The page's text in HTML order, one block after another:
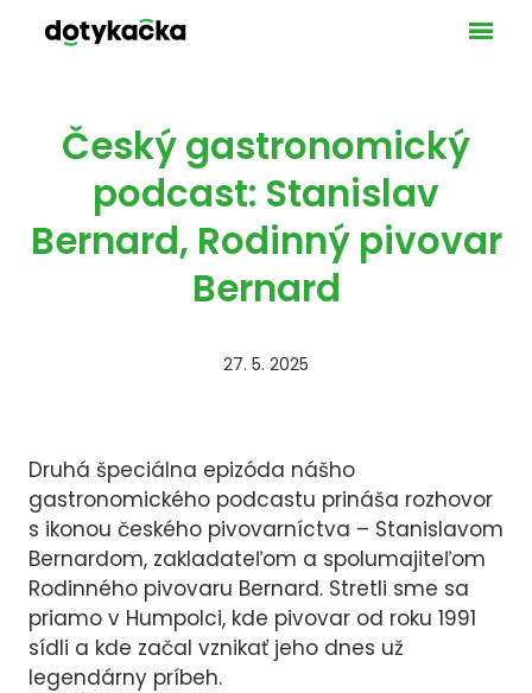
Ponuka
Český gastronomický
podcast: Stanislav
Bernard, Rodinný pivovar
Bernard
27. 5. 2025
Druhá špeciálna epizóda nášho
gastronomického podcastu prináša rozhovor
s ikonou českého pivovarníctva – Stanislavom
Bernardom, zakladateľom a spolumajiteľom
Rodinného pivovaru Bernard. Stretli sme sa
priamo v Humpolci, kde pivovar od roku 1991
sídli a kde začal vznikať jeho dnes už
legendárny príbeh.